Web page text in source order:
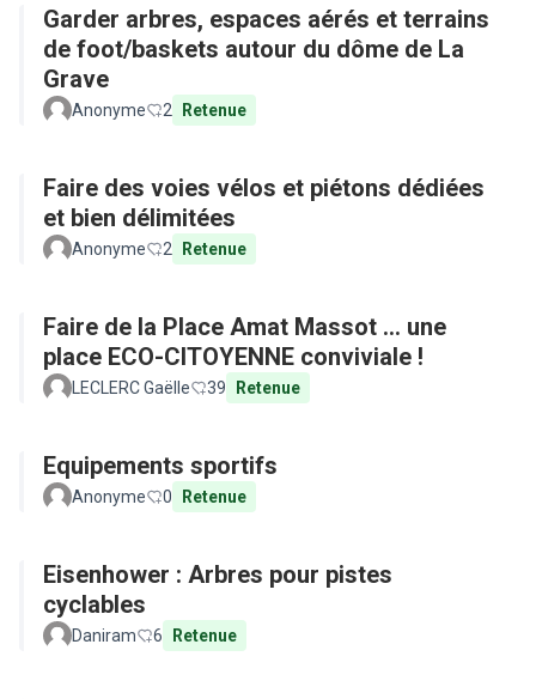
Garder arbres, espaces aérés et terrains
de foot/baskets autour du dôme de La
Grave
Anonyme 2 Retenue
Faire des voies vélos et piétons dédiées
et bien délimitées
Anonyme 2 Retenue
Faire de la Place Amat Massot ... une
place ECO-CITOYENNE conviviale !
LECLERC Gaëlle 39 Retenue
Equipements sportifs
Anonyme 0 Retenue
Eisenhower : Arbres pour pistes
cyclables
Daniram 6 Retenue